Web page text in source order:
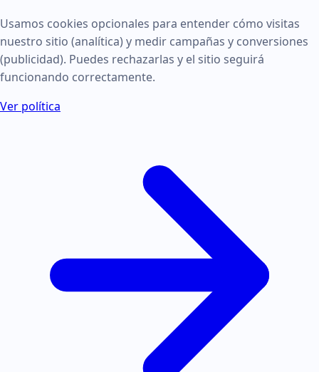
Usamos cookies opcionales para entender cómo visitas
nuestro sitio (analítica) y medir campañas y conversiones
(publicidad). Puedes rechazarlas y el sitio seguirá
funcionando correctamente.
Ver política